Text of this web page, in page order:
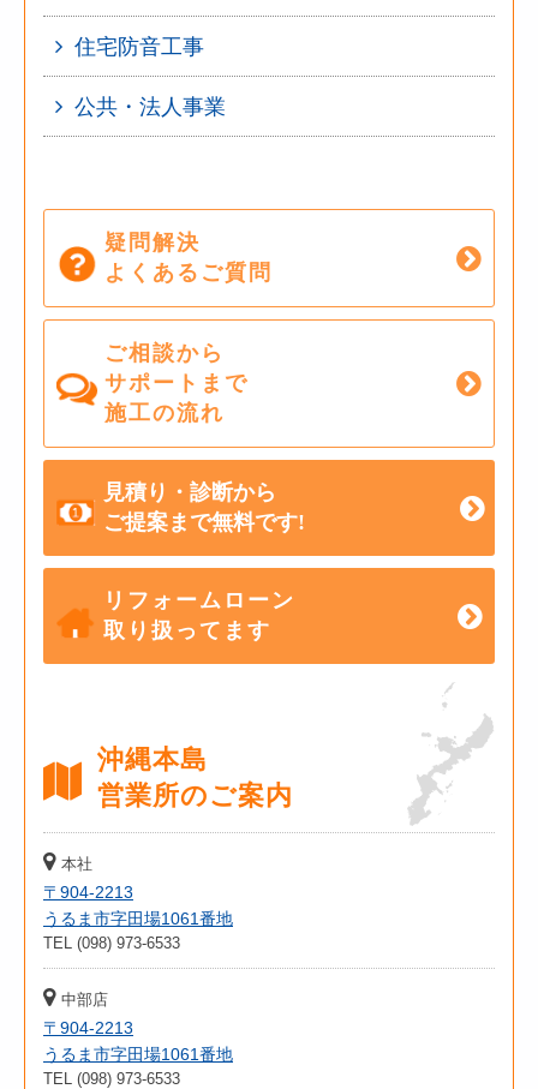
住宅防音工事
公共・法人事業
疑問解決
よくあるご質問
ご相談から
サポートまで
施工の流れ
見積り・診断から
ご提案まで無料です!
リフォームローン
取り扱ってます
沖縄本島
営業所のご案内
本社
〒904-2213
うるま市字田場1061番地
TEL (098) 973-6533
中部店
〒904-2213
うるま市字田場1061番地
TEL (098) 973-6533